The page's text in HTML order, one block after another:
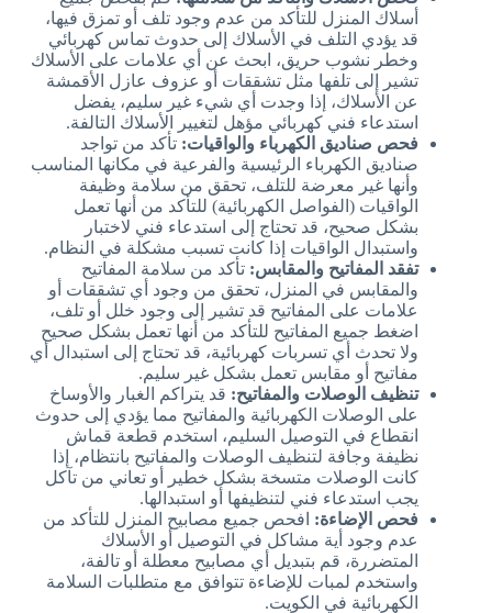
أسلاك المنزل للتأكد من عدم وجود تلف أو تمزق فيها،
قد يؤدي التلف في الأسلاك إلى حدوث تماس كهربائي
وخطر نشوب حريق، ابحث عن أي علامات على الأسلاك
تشير إلى تلفها مثل تشققات أو عزوف عازل الأقمشة
عن الأسلاك، إذا وجدت أي شيء غير سليم، يفضل
استدعاء فني كهربائي مؤهل لتغيير الأسلاك التالفة.
فحص صناديق الكهرباء والواقيات: تأكد من تواجد
صناديق الكهرباء الرئيسية والفرعية في مكانها المناسب
وأنها غير معرضة للتلف، تحقق من سلامة وظيفة
الواقيات (الفواصل الكهربائية) للتأكد من أنها تعمل
بشكل صحيح، قد تحتاج إلى استدعاء فني لاختبار
واستبدال الواقيات إذا كانت تسبب مشكلة في النظام.
تفقد المفاتيح والمقابس: تأكد من سلامة المفاتيح
والمقابس في المنزل، تحقق من وجود أي تشققات أو
علامات على المفاتيح قد تشير إلى وجود خلل أو تلف،
اضغط جميع المفاتيح للتأكد من أنها تعمل بشكل صحيح
ولا تحدث أي تسربات كهربائية، قد تحتاج إلى استبدال أي
مفاتيح أو مقابس تعمل بشكل غير سليم.
تنظيف الوصلات والمفاتيح: قد يتراكم الغبار والأوساخ
على الوصلات الكهربائية والمفاتيح مما يؤدي إلى حدوث
انقطاع في التوصيل السليم، استخدم قطعة قماش
نظيفة وجافة لتنظيف الوصلات والمفاتيح بانتظام، إذا
كانت الوصلات متسخة بشكل خطير أو تعاني من تآكل
يجب استدعاء فني لتنظيفها أو استبدالها.
فحص الإضاءة: افحص جميع مصابيح المنزل للتأكد من
عدم وجود أية مشاكل في التوصيل أو الأسلاك
المتضررة، قم بتبديل أي مصابيح معطلة أو تالفة،
واستخدم لمبات للإضاءة تتوافق مع متطلبات السلامة
الكهربائية في الكويت.